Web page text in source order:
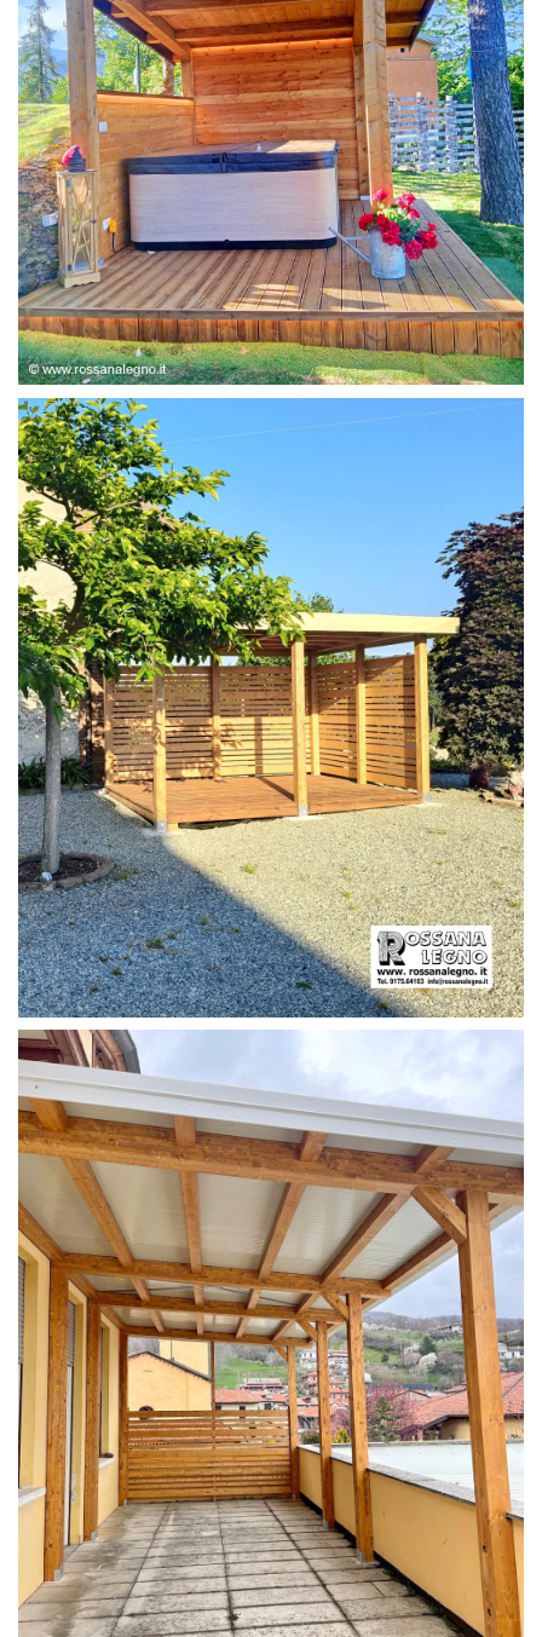
STRUTTURA ABETE LAMELLARE, RIVESTIMENTO IN
LARICE,
PERGOLA CON PAVIMENTO E FRANGIVISTA